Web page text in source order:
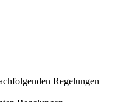
Regelungen